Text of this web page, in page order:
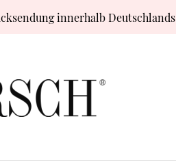
innerhalb Deutschlands